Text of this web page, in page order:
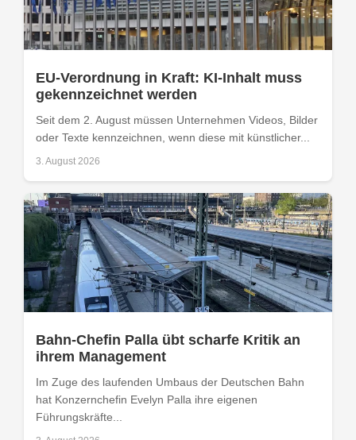
EU-Verordnung in Kraft: KI-Inhalt muss
gekennzeichnet werden
Seit dem 2. August müssen Unternehmen Videos, Bilder
oder Texte kennzeichnen, wenn diese mit künstlicher...
3. August 2026
Bahn-Chefin Palla übt scharfe Kritik an
ihrem Management
Im Zuge des laufenden Umbaus der Deutschen Bahn
hat Konzernchefin Evelyn Palla ihre eigenen
Führungskräfte...